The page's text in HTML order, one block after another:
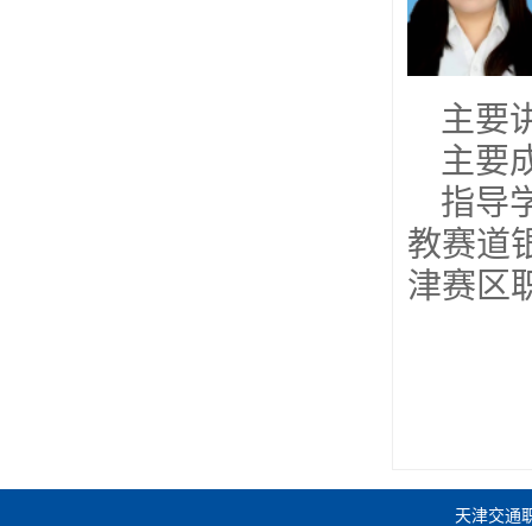
主要
主要
指导
教赛道
津赛区
天津交通